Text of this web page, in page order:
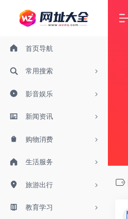
首页导航
常用搜索
影音娱乐
新闻资讯
购物消费
生活服务
旅游出行
教育学习